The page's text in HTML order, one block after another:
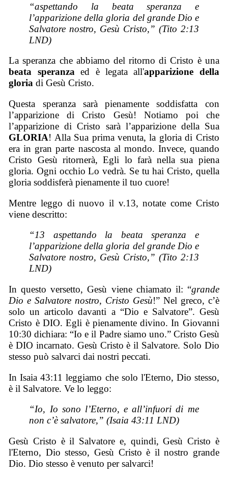
“aspettando la beata speranza e
l’apparizione della gloria del grande Dio e
Salvatore nostro, Gesù Cristo,” (Tito 2:13
LND)
La speranza che abbiamo del ritorno di Cristo è una
beata speranzaed è legata all'apparizione della
gloria di Gesù Cristo.
Questa speranza sarà pienamente soddisfatta con
l’apparizione di Cristo Gesù! Notiamo poi che
l’apparizione di Cristo sarà l’apparizione della Sua
GLORIA! Alla Sua prima venuta, la gloria di Cristo
era in gran parte nascosta al mondo. Invece, quando
Cristo Gesù ritornerà, Egli lo farà nella sua piena
gloria. Ogni occhio Lo vedrà. Se tu hai Cristo, quella
gloria soddisferà pienamente il tuo cuore!
Mentre leggo di nuovo il v.13, notate come Cristo
viene descritto:
“13 aspettando la beata speranza e
l’apparizione della gloria del grande Dio e
Salvatore nostro, Gesù Cristo,” (Tito 2:13
LND)
In questo versetto, Gesù viene chiamato il: “grande
Dio e Salvatore nostro, Cristo Gesù!” Nel greco, c’è
solo un articolo davanti a “Dio e Salvatore”. Gesù
Cristo è DIO. Egli è pienamente divino. In Giovanni
10:30 dichiara: “Io e il Padre siamo uno.” Cristo Gesù
è DIO incarnato. Gesù Cristo è il Salvatore. Solo Dio
stesso può salvarci dai nostri peccati.
In Isaia 43:11 leggiamo che solo l'Eterno, Dio stesso,
è il Salvatore. Ve lo leggo:
“Io, Io sono l’Eterno, e all’infuori di me
non c’è salvatore,” (Isaia 43:11 LND)
Gesù Cristo è il Salvatore e, quindi, Gesù Cristo è
l'Eterno, Dio stesso, Gesù Cristo è il nostro grande
Dio. Dio stesso è venuto per salvarci!